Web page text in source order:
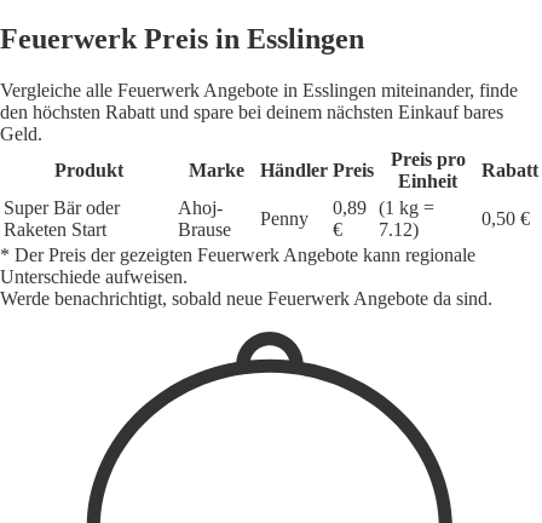
Feuerwerk Preis in Esslingen
Vergleiche alle Feuerwerk Angebote in Esslingen miteinander, finde
den höchsten Rabatt und spare bei deinem nächsten Einkauf bares
Geld.
Produkt
Marke Händler Preis
Preis pro
Einheit
Rabatt
Super Bär oder
Raketen Start
Ahoj-
Brause
Penny
0,89
€
(1 kg =
7.12)
0,50 €
* Der Preis der gezeigten Feuerwerk Angebote kann regionale
Unterschiede aufweisen.
Werde benachrichtigt, sobald neue Feuerwerk Angebote da sind.